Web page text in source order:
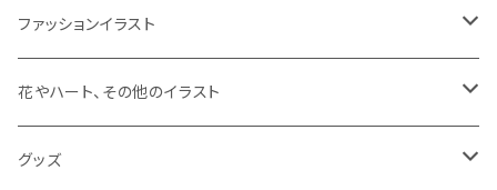
ジークレープリント
原画
ファッションイラスト
ジークレープリント
原画
花やハート、その他のイラスト
ジークレープリント
グッズ